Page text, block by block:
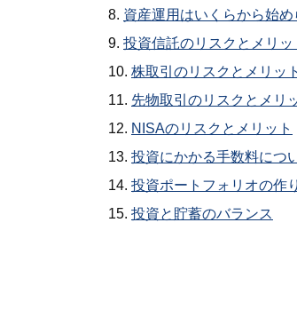
資産運用はいくらから始め
投資信託のリスクとメリッ
株取引のリスクとメリット
先物取引のリスクとメリ
NISAのリスクとメリット
投資にかかる手数料につ
投資ポートフォリオの作
投資と貯蓄のバランス